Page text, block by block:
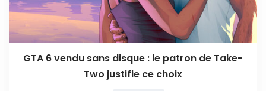
GTA 6 vendu sans disque : le patron de Take-
Two justifie ce choix